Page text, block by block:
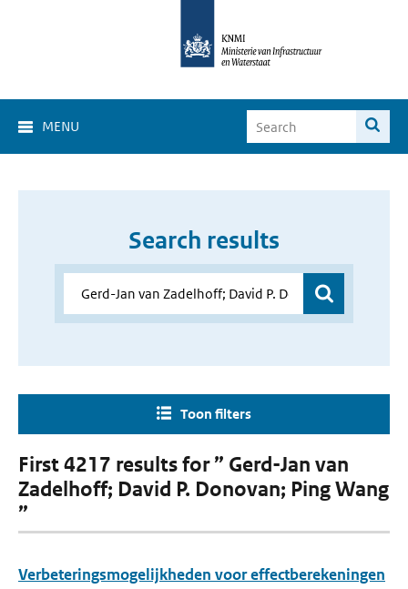
MENU
Search results
Toon filters
First 4217 results for ” Gerd-Jan van
Zadelhoff; David P. Donovan; Ping Wang
”
Verbeteringsmogelijkheden voor effectberekeningen